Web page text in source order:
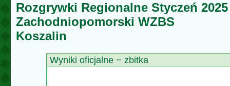
Rozgrywki Regionalne Styczeń 2025
Zachodniopomorski WZBS
Koszalin
Wyniki oficjalne − zbitka